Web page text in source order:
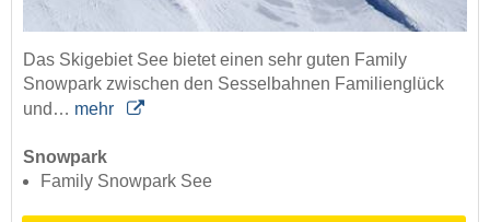
Das Skigebiet See bietet einen sehr guten Family
Snowpark zwischen den Sesselbahnen Familienglück
und… mehr
Snowpark
Family Snowpark See